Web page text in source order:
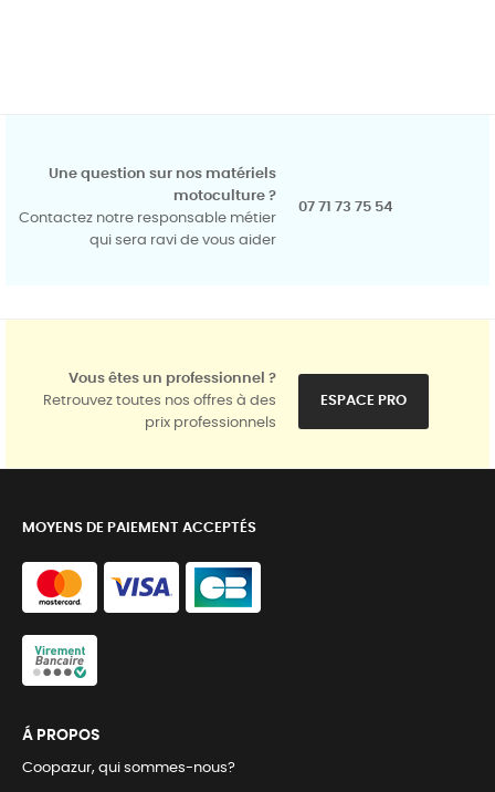
Une question sur nos matériels
motoculture ?
Contactez notre responsable métier
qui sera ravi de vous aider
07 71 73 75 54
Vous êtes un professionnel ?
Retrouvez toutes nos offres à des
prix professionnels
ESPACE PRO
MOYENS DE PAIEMENT ACCEPTÉS
Á PROPOS
Coopazur, qui sommes-nous?